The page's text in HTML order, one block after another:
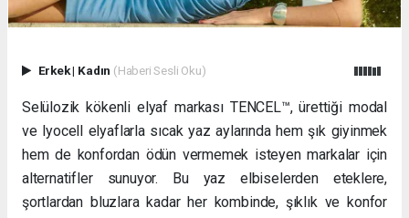
Erkek| Kadın (Haberi Sesli Oku)
Selülozik kökenli elyaf markası TENCEL™, ürettiği modal
ve lyocell elyaflarla sıcak yaz aylarında hem şık giyinmek
hem de konfordan ödün vermemek isteyen markalar için
alternatifler sunuyor.
Bu yaz elbiselerden eteklere,
şortlardan bluzlara kadar her kombinde, şıklık ve konfor